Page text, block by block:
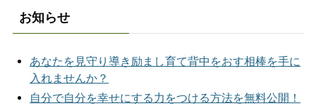
お知らせ
あなたを見守り導き励まし育て背中をおす相棒を手に
入れませんか？
自分で自分を幸せにする力をつける方法を無料公開！